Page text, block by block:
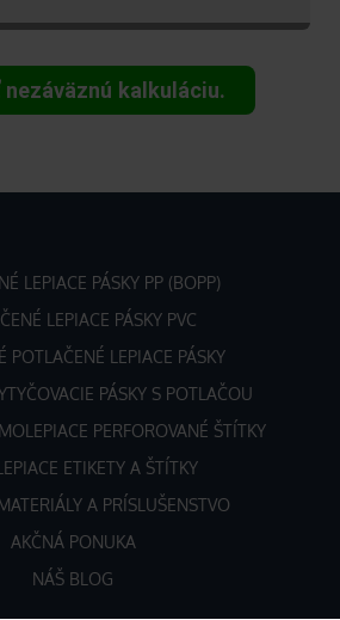
LEPIACE PÁSKY PP (BOPP)
LEPIACE PÁSKY PVC
POTLAČENÉ LEPIACE PÁSKY
PÁSKY S POTLAČOU
PERFOROVANÉ ŠTÍTKY
ETIKETY A ŠTÍTKY
A PRÍSLUŠENSTVO
AKČNÁ PONUKA
NÁŠ BLOG